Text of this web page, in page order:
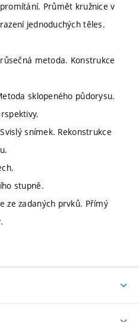
Průmět kružnice v
jednoduchých těles.
metoda. Konstrukce
sklopeného půdorysu.
snímek. Rekonstrukce
stupně.
ze zadaných prvků. Přímý